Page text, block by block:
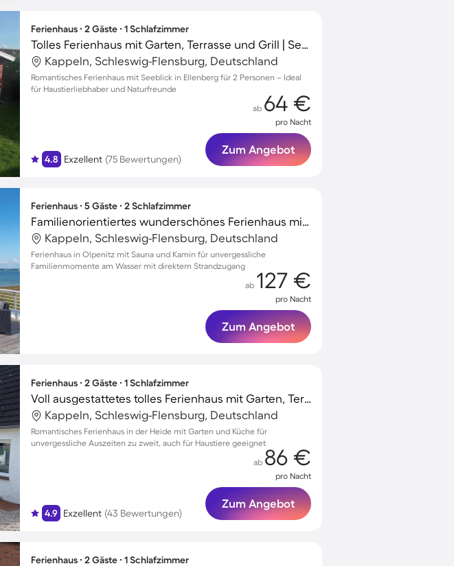
Ferienhaus ∙ 2 Gäste ∙ 1 Schlafzimmer
Tolles Ferienhaus mit Garten, Terrasse und Grill | Seeblick | Hunde erlaubt
Kappeln, Schleswig-Flensburg, Deutschland
Romantisches Ferienhaus mit Seeblick in Ellenberg für 2 Personen – Ideal
für Haustierliebhaber und Naturfreunde
4.8 Exzellent (75 Bewertungen)
ab 64 €
pro Nacht
Zum Angebot
Ferienhaus ∙ 5 Gäste ∙ 2 Schlafzimmer
Familienorientiertes wunderschönes Ferienhaus mit Grill, Garten und Terrasse | Naturblick | Haustiere erlaubt
Kappeln, Schleswig-Flensburg, Deutschland
Ferienhaus in Olpenitz mit Sauna und Kamin für unvergessliche
Familienmomente am Wasser mit direktem Strandzugang
ab 127 €
pro Nacht
Zum Angebot
Ferienhaus ∙ 2 Gäste ∙ 1 Schlafzimmer
Voll ausgestattetes tolles Ferienhaus mit Garten, Terrasse und Grill | Haustierfreundlich
Kappeln, Schleswig-Flensburg, Deutschland
Romantisches Ferienhaus in der Heide mit Garten und Küche für
unvergessliche Auszeiten zu zweit, auch für Haustiere geeignet
4.9 Exzellent (43 Bewertungen)
ab 86 €
pro Nacht
Zum Angebot
Ferienhaus ∙ 2 Gäste ∙ 1 Schlafzimmer